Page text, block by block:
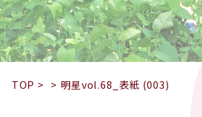
TOP > > 明星vol.68_表紙 (003)